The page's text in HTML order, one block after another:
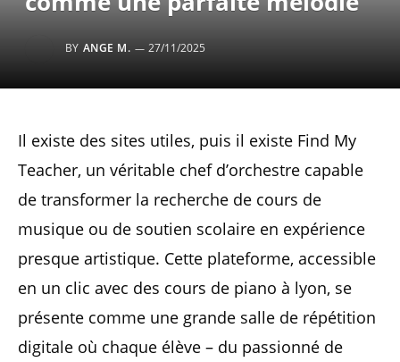
BY ANGE M. 27/11/2025
Il existe des sites utiles, puis il existe Find My
Teacher, un véritable chef d’orchestre capable
de transformer la recherche de cours de
musique ou de soutien scolaire en expérience
presque artistique. Cette plateforme, accessible
en un clic avec des cours de piano à lyon, se
présente comme une grande salle de répétition
digitale où chaque élève – du passionné de